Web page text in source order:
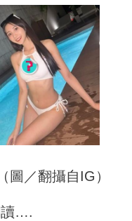
圖／翻攝自IG）
讀….